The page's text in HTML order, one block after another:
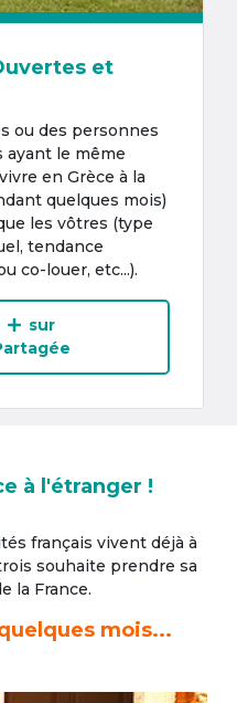
et
ou des personnes
ayant le même
en Grèce à la
quelques mois)
les vôtres (type
tendance
co-louer, etc...).
sur
à l'étranger !
français vivent déjà à
souhaite prendre sa
la France.
mois...